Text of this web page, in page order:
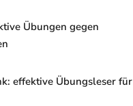
Übungen gegen
effektive Übungsleser für